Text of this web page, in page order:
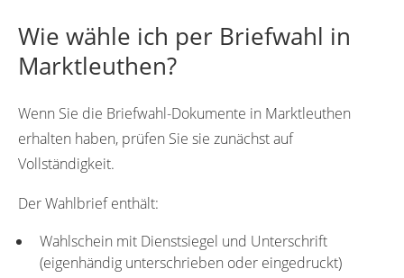
Wie wähle ich per Briefwahl in
Marktleuthen?
Wenn Sie die Briefwahl-Dokumente in Marktleuthen
erhalten haben, prüfen Sie sie zunächst auf
Vollständigkeit.
Der Wahlbrief enthält:
Wahlschein mit Dienstsiegel und Unterschrift
(eigenhändig unterschrieben oder eingedruckt)